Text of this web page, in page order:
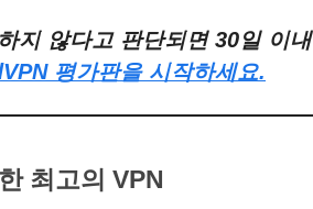
지 않다고 판단되면30일 이
평가판을 시작하세요.
최고의 VPN